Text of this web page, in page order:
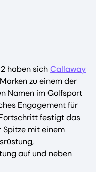
haben sichCallaway
zu einem der
Namen im Golfsport
Engagement für
festigt das
Spitze mit einem
auf und neben